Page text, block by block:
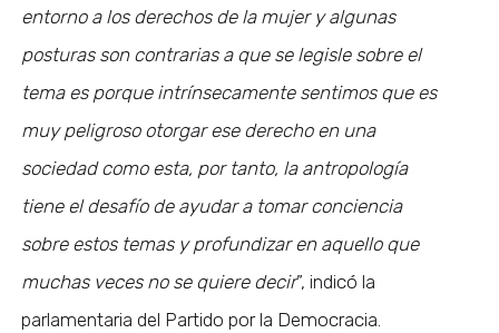
entorno a los derechos de la mujer y algunas
posturas son contrarias a que se legisle sobre el
tema es porque intrínsecamente sentimos que es
muy peligroso otorgar ese derecho en una
sociedad como esta, por tanto, la antropología
tiene el desafío de ayudar a tomar conciencia
sobre estos temas y profundizar en aquello que
muchas veces no se quiere decir”, indicó la
parlamentaria del Partido por la Democracia.